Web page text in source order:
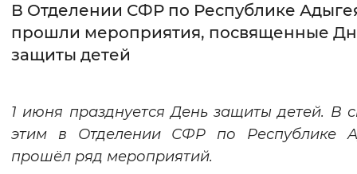
Без засечек С засечками
Цвет сайта
Монохромный Инверсивный
В Отделении СФР по Республике
прошли мероприятия, посвященные
защиты детей
1 июня празднуется День защиты детей. В
этим в Отделении СФР по Республике
прошёл ряд мероприятий.